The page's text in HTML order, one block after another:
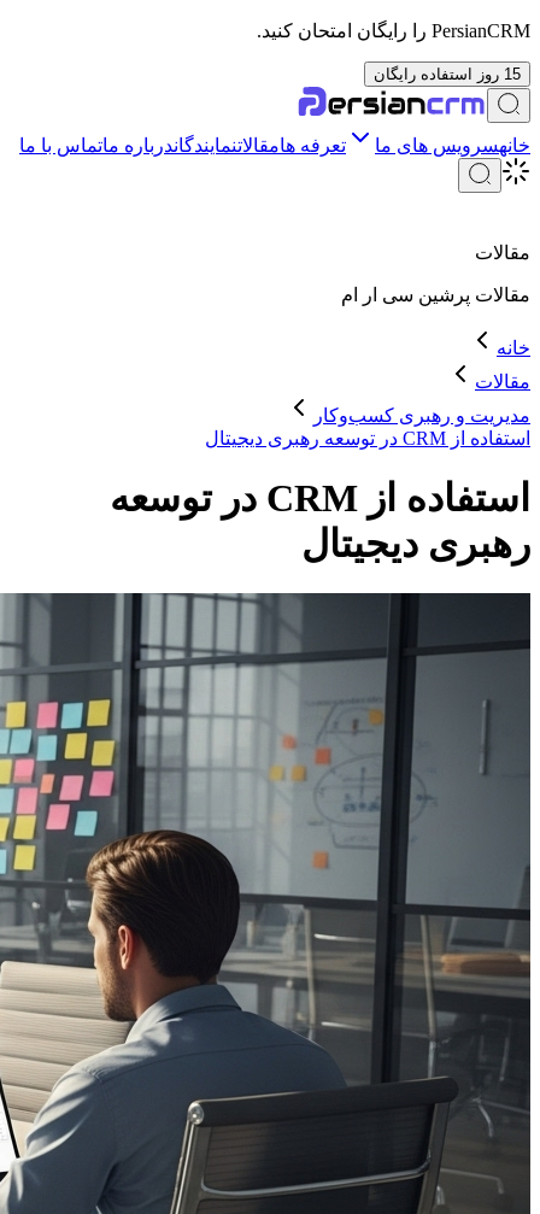
PersianCRM را رایگان امتحان کنید.
15 روز استفاده رایگان
خانهسرویس های ما تعرفه هامقالاتنمایندگاندرباره ماتماس با ما
مقالات
مقالات پرشین سی ار ام
خانه
مقالات
مدیریت و رهبری کسب‌وکار
استفاده از CRM در توسعه رهبری دیجیتال
استفاده از CRM در توسعه
رهبری دیجیتال